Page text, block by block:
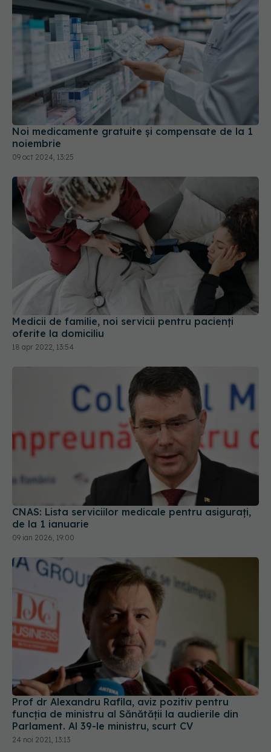
Noi medicamente gratuite şi compensate de la 1
noiembrie
09 oct 2024, 13:25
Medicii de familie, noi servicii pentru pacienți
oferite la domiciliu
18 apr 2022, 13:54
CNAS: Lista serviciilor medicale pentru asigurați,
de la 1 ianuarie
09 ian 2026, 19:00
Prof dr Alexandru Rafila, aviz pozitiv pentru
funcția de ministru al Sănătății la audierile din
Parlament. Al 39-le ministru, scurt CV
24 noi 2021, 13:13